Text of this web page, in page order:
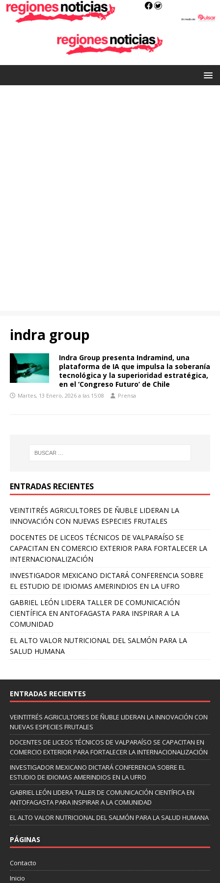
indra group
Indra Group presenta Indramind, una
plataforma de IA que impulsa la soberanía
tecnológica y la superioridad estratégica,
en el ‘Congreso Futuro’ de Chile
Martes, 13 Enero, 2026 a las 15:08 Prensa
ENTRADAS RECIENTES
VEINTITRÉS AGRICULTORES DE ÑUBLE LIDERAN LA
INNOVACIÓN CON NUEVAS ESPECIES FRUTALES
DOCENTES DE LICEOS TÉCNICOS DE VALPARAÍSO SE
CAPACITAN EN COMERCIO EXTERIOR PARA FORTALECER LA
INTERNACIONALIZACIÓN
INVESTIGADOR MEXICANO DICTARÁ CONFERENCIA SOBRE
EL ESTUDIO DE IDIOMAS AMERINDIOS EN LA UFRO
GABRIEL LEÓN LIDERA TALLER DE COMUNICACIÓN
CIENTÍFICA EN ANTOFAGASTA PARA INSPIRAR A LA
COMUNIDAD
EL ALTO VALOR NUTRICIONAL DEL SALMÓN PARA LA
SALUD HUMANA
ENTRADAS RECIENTES
VEINTITRÉS AGRICULTORES DE ÑUBLE LIDERAN LA INNOVACIÓN CON
NUEVAS ESPECIES FRUTALES
DOCENTES DE LICEOS TÉCNICOS DE VALPARAÍSO SE CAPACITAN EN
COMERCIO EXTERIOR PARA FORTALECER LA INTERNACIONALIZACIÓN
INVESTIGADOR MEXICANO DICTARÁ CONFERENCIA SOBRE EL
ESTUDIO DE IDIOMAS AMERINDIOS EN LA UFRO
GABRIEL LEÓN LIDERA TALLER DE COMUNICACIÓN CIENTÍFICA EN
ANTOFAGASTA PARA INSPIRAR A LA COMUNIDAD
EL ALTO VALOR NUTRICIONAL DEL SALMÓN PARA LA SALUD HUMANA
PÁGINAS
Contacto
Inicio